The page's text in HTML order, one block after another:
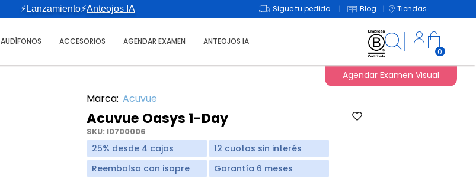
⚡Lanzamiento⚡Anteojos IA Sigue tu pedido | Blog | Tiendas
AUDÍFONOS ACCESORIOS AGENDAR EXAMEN ANTEOJOS IA
0
Agendar Examen Visual
Marca: Acuvue
Acuvue Oasys 1-Day
SKU: I0700006
25% desde 4 cajas
12 cuotas sin interés
Reembolso con isapre
Garantía 6 meses